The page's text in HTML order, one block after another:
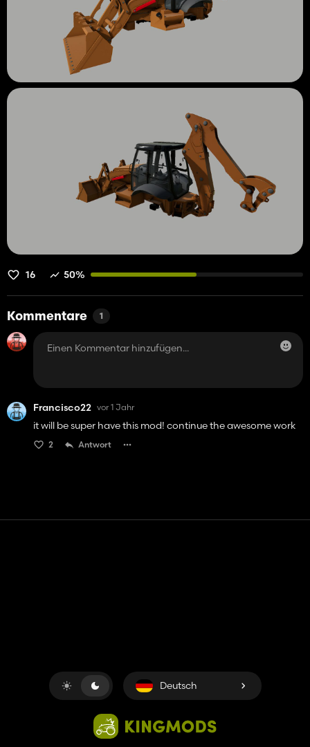
16 50%
Kommentare 1
Francisco22 vor 1 Jahr
it will be super have this mod! continue the awesome work
2 Antwort
Deutsch